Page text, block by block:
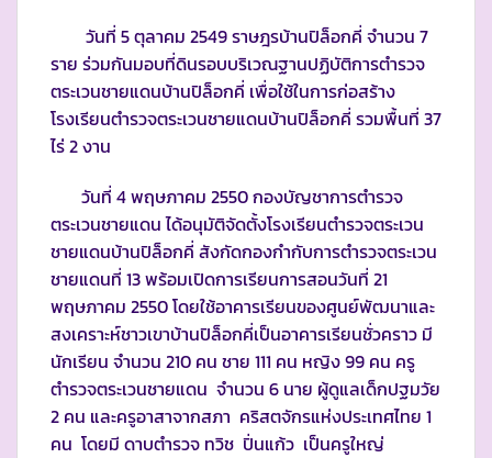
วันที่ 5 ตุลาคม 2549 ราษฎรบ้านปิล็อกคี่ จำนวน 7
ราย ร่วมกันมอบที่ดินรอบบริเวณฐานปฏิบัติการตำรวจ
ตระเวนชายแดนบ้านปิล็อกคี่ เพื่อใช้ในการก่อสร้าง
โรงเรียนตำรวจตระเวนชายแดนบ้านปิล็อกคี่ รวมพื้นที่ 37
ไร่ 2 งาน
วันที่ 4 พฤษภาคม 2550 กองบัญชาการตำรวจ
ตระเวนชายแดน ได้อนุมัติจัดตั้งโรงเรียนตำรวจตระเวน
ชายแดนบ้านปิล็อกคี่ สังกัดกองกำกับการตำรวจตระเวน
ชายแดนที่ 13 พร้อมเปิดการเรียนการสอนวันที่ 21
พฤษภาคม 2550 โดยใช้อาคารเรียนของศูนย์พัฒนาและ
สงเคราะห์ชาวเขาบ้านปิล็อกคี่เป็นอาคารเรียนชั่วคราว มี
นักเรียน จำนวน 210 คน ชาย 111 คน หญิง 99 คน ครู
ตำรวจตระเวนชายแดน จำนวน 6 นาย ผู้ดูแลเด็กปฐมวัย
2 คน และครูอาสาจากสภา คริสตจักรแห่งประเทศไทย 1
คน โดยมี ดาบตำรวจ ทวิช ปิ่นแก้ว เป็นครูใหญ่